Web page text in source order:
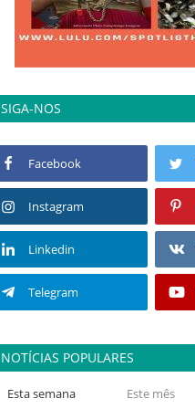
SIGA-NOS
Facebook
Instagram
Linkedin
Telegram
NOTÍCIAS POPULARES
Esta semana Este mês